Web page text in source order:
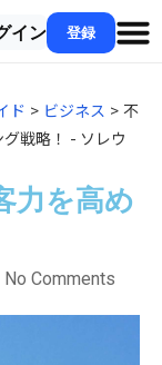
イン 登録
ド > ビジネス > 不
戦略！ - ソレウ
力を高め
No Comments